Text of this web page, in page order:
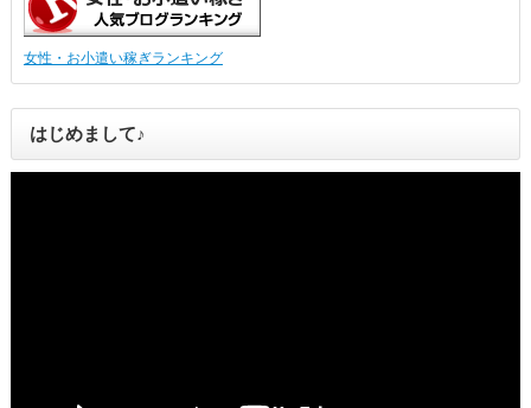
女性・お小遣い稼ぎランキング
はじめまして♪